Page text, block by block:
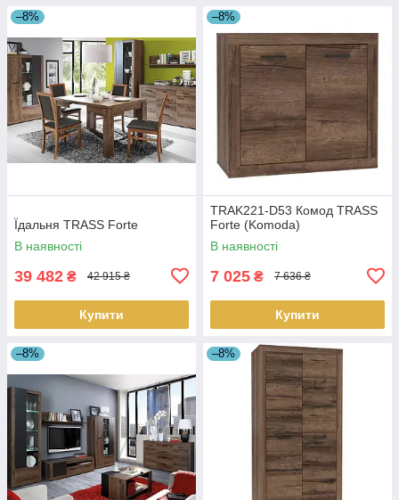
–8%
Їдальня TRASS Forte
В наявності
39 482 ₴ 42 915 ₴
Купити
–8%
TRAK221-D53 Комод TRASS
Forte (Komoda)
В наявності
7 025 ₴ 7 636 ₴
Купити
–8% –8%